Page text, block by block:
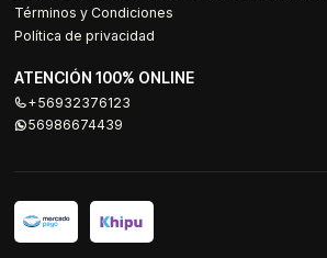
Términos y Condiciones
Política de privacidad
ATENCIÓN 100% ONLINE
+56932376123
56986674439